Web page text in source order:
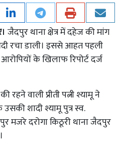
जैदपुर थाना क्षेत्र में दहेज की मांग
रचा डाली। इससे आहत पहली
के खिलाफ रिपोर्ट दर्ज
रहने वाली प्रीती पत्नी श्यामू ने
शादी श्यामू पुत्र स्व.
मजरे दरोगा किठूरी थाना जैदपुर